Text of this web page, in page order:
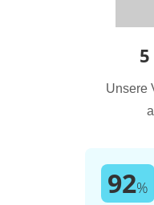
Unsere
92%